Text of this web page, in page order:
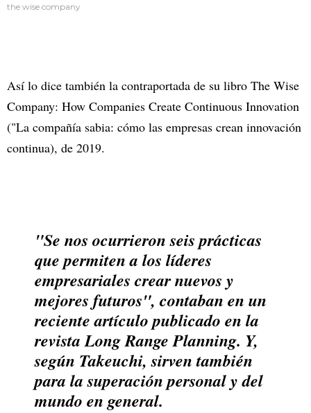
the wise company
Así lo dice también la contraportada de su libro The Wise
Company: How Companies Create Continuous Innovation
("La compañía sabia: cómo las empresas crean innovación
continua), de 2019.
"Se nos ocurrieron seis prácticas
que permiten a los líderes
empresariales crear nuevos y
mejores futuros", contaban en un
reciente artículo publicado en la
revista Long Range Planning. Y,
según Takeuchi, sirven también
para la superación personal y del
mundo en general.